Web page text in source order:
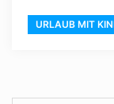
URLAUB MIT